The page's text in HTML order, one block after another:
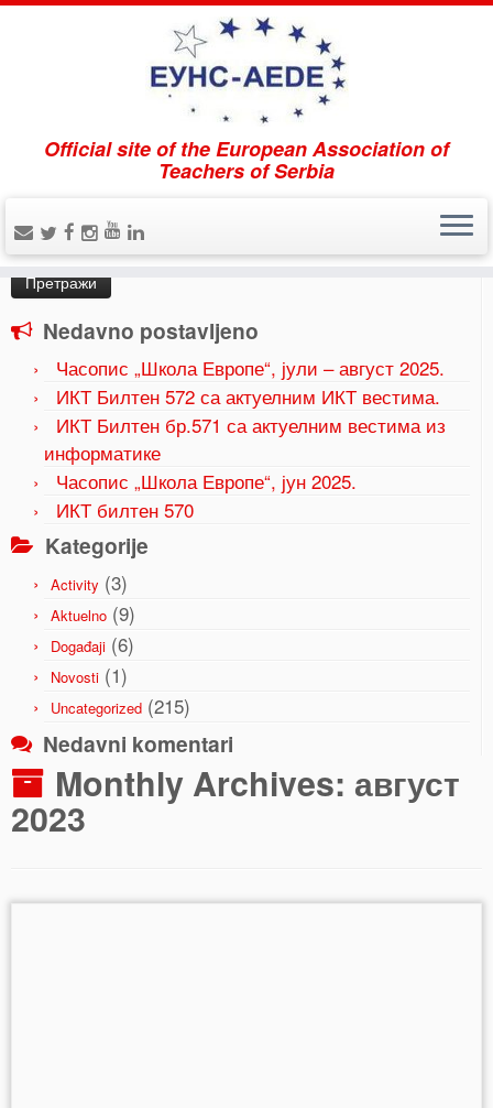
Official site of the European Association of
Teachers of Serbia
Home » 2023 » август
Претрага
за:
Nedavno postavljeno
Часопис „Школа Европе“, јули – август 2025.
ИКТ Билтен 572 са актуелним ИКТ вестима.
ИКТ Билтен бр.571 са актуелним вестима из
информатике
Часопис „Школа Европе“, јун 2025.
ИКТ билтен 570
Kategorije
Activity (3)
Aktuelno (9)
Događaji (6)
Novosti (1)
Uncategorized (215)
Nedavni komentari
Monthly Archives: август
2023